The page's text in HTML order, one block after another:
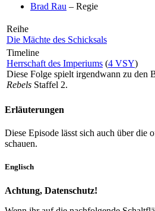
Brad Rau – Regie
Reihe
Die Mächte des Schicksals
Timeline
Herrschaft des Imperiums (4 VSY)
Diese Folge spielt irgendwann zu den
Rebels Staffel 2.
Erläuterungen
Diese Episode lässt sich auch über die
schauen.
Englisch
Achtung, Datenschutz!